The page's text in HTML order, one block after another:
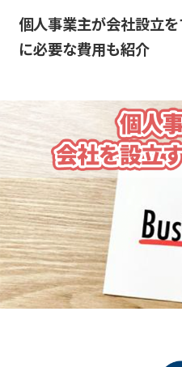
個人事業主が会社設立
に必要な費用も紹介